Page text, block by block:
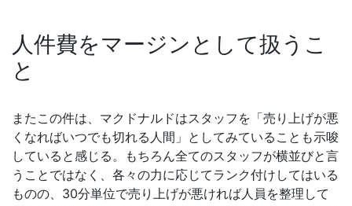
人件費をマージンとして扱うこ
と
またこの件は、マクドナルドはスタッフを「売り上げが悪
くなればいつでも切れる人間」としてみていることも示唆
していると感じる。もちろん全てのスタッフが横並びと言
うことではなく、各々の力に応じてランク付けしてはいる
ものの、30分単位で売り上げが悪ければ人員を整理して